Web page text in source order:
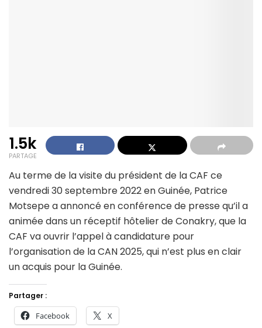
1.5k
PARTAGE
Au terme de la visite du président de la CAF ce
vendredi 30 septembre 2022 en Guinée, Patrice
Motsepe a annoncé en conférence de presse qu’il a
animée dans un réceptif hôtelier de Conakry, que la
CAF va ouvrir l’appel à candidature pour
l’organisation de la CAN 2025, qui n’est plus en clair
un acquis pour la Guinée.
Partager :
Facebook X